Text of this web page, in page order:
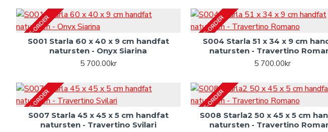
PRE-ORDER
S001 Starla 60 x 40 x 9 cm handfat
natursten - Onyx Siarina
5 700.00kr
PRE-ORDER
S004 Starla 51 x 34 x 9 cm
natursten - Travertino
5 700.00kr
PRE-ORDER
S007 Starla 45 x 45 x 5 cm handfat
natursten - Travertino Svilari
PRE-ORDER
S008 Starla2 50 x 45 x 5 cm
natursten - Travertino